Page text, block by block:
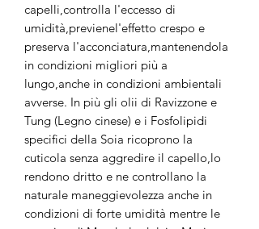
capelli,controlla l'eccesso di
umidità,previenel'effetto crespo e
preserva l'acconciatura,mantenendola
in condizioni migliori più a
lungo,anche in condizioni ambientali
avverse. In più gli olii di Ravizzone e
Tung (Legno cinese) e i Fosfolipidi
specifici della Soia ricoprono la
cuticola senza aggredire il capello,lo
rendono dritto e ne controllano la
naturale maneggievolezza anche in
condizioni di forte umidità mentre le